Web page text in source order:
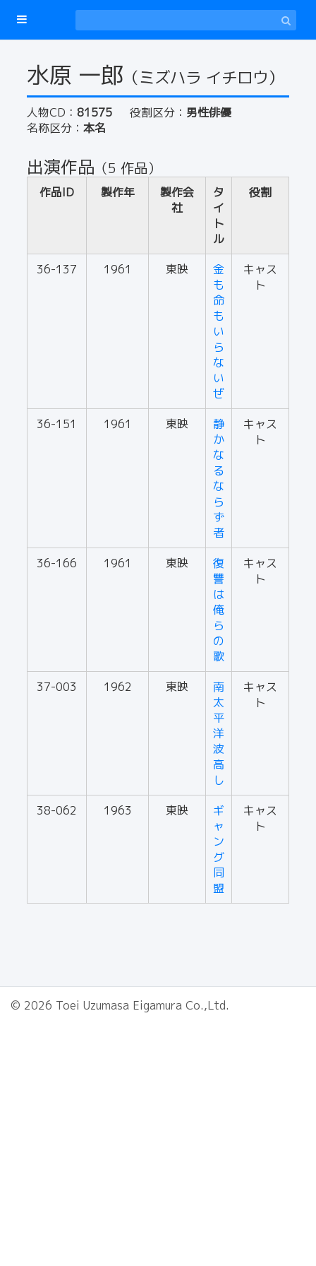
水原 一郎 （ミズハラ イチロウ）
人物CD： 81575 役割区分： 男性俳優
名称区分： 本名
出演作品 （5 作品）
作品ID 製作年
製作会
社
タ
イ
ト
ル
役割
36-137 1961 東映
金
も
命
も
い
ら
な
い
ぜ
キャス
ト
36-151 1961 東映
静
か
な
る
な
ら
ず
者
キャス
ト
36-166 1961 東映
復
讐
は
俺
ら
の
歌
キャス
ト
37-003 1962 東映
南
太
平
洋
波
高
し
キャス
ト
38-062 1963 東映
ギ
ャ
ン
グ
同
盟
キャス
ト
© 2026 Toei Uzumasa Eigamura Co.,Ltd.